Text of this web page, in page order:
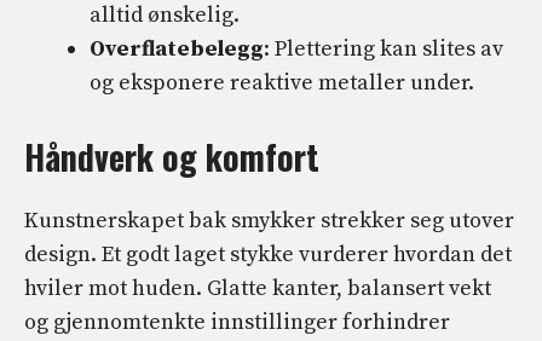
alltid ønskelig.
Overflatebelegg: Plettering kan slites av
og eksponere reaktive metaller under.
Håndverk og komfort
Kunstnerskapet bak smykker strekker seg utover
design. Et godt laget stykke vurderer hvordan det
hviler mot huden. Glatte kanter, balansert vekt
og gjennomtenkte innstillinger forhindrer